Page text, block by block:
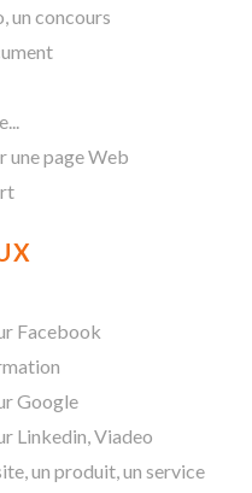
un concours
page Web
Facebook
Google
Linkedin, Viadeo
un produit, un service